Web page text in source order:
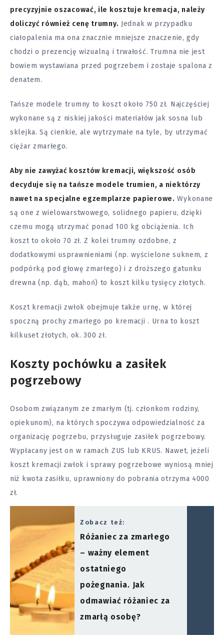
precyzyjnie oszacować, ile kosztuje kremacja, należy
doliczyć również cenę trumny. Jednak w przypadku
ciałopalenia ma ona znacznie mniejsze znaczenie, gdy
chodzi o prezencję wizualną i trwałość. Trumna nie jest
bowiem wystawiana przed pogrzebem i zostaje spalona z
denatem.
Tańsze modele trumny to koszt około 750 zł. Najczęściej
wykonane są z niskiej jakości materiałów jak sosna lub
sklejka. Są cienkie, ale wytrzymałe na tyle, by utrzymać
ciężar zmarłego.
Aby nie zawyżać kosztów kremacji, większość osób
decyduje się na tańsze modele trumien, a niektórzy
nawet na specjalne egzemplarze papierowe. Wykonane
są one z wielowarstwowego, solidnego papieru, dzięki
czemu mogą utrzymać ponad 100 kg obciążenia. Ich
koszt to około 70 zł. Z kolei trumny ozdobne, z
dodatkowymi usprawnieniami (np. wyścielone suknem, z
podpórką pod głowę zmarłego) i z droższego gatunku
drewna (np. dąb, mahoń) to koszt kilku tysięcy złotych.
Koszt kremacji zwłok obejmuje także urnę, w której
spoczną prochy zmarłego po kremacji . Urna to koszt
kilkuset złotych, ok. 300 zł.
Koszty pochówku a zasiłek
pogrzebowy
Osobom związanym ze zmarłym (tj. członkom rodziny,
opiekunom), na których spoczywa odpowiedzialność za
organizację pogrzebu, przysługuje zasiłek pogrzebowy.
Wypłacany jest on w ramach ZUS lub KRUS. Nawet, jeżeli
koszt kremacji zwłok i sprawy pogrzebowe wyniosą mniej
niż kwota zasiłku, uprawniony do pobrania otrzyma 4000
zł.
Zobacz też:
Różaniec za zmarłego
– ważny element
ostatniego
pożegnania. Jak
odmawiać różaniec za
zmarłą osobę?